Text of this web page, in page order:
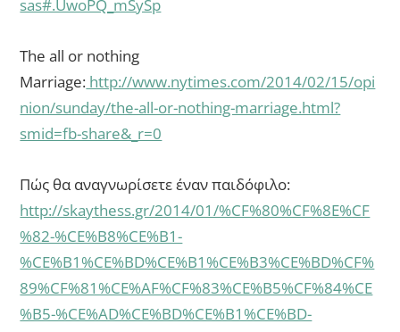
sas#.UwoPQ_mSySp
The all or nothing
Marriage: http://www.nytimes.com/2014/02/15/opi
nion/sunday/the-all-or-nothing-marriage.html?
smid=fb-share&_r=0
Πώς θα αναγνωρίσετε έναν παιδόφιλο:
http://skaythess.gr/2014/01/%CF%80%CF%8E%CF
%82-%CE%B8%CE%B1-
%CE%B1%CE%BD%CE%B1%CE%B3%CE%BD%CF%
89%CF%81%CE%AF%CF%83%CE%B5%CF%84%CE
%B5-%CE%AD%CE%BD%CE%B1%CE%BD-